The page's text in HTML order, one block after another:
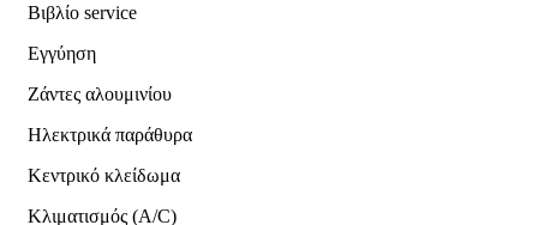
Βιβλίο service
Εγγύηση
Ζάντες αλουμινίου
Ηλεκτρικά παράθυρα
Κεντρικό κλείδωμα
Κλιματισμός (A/C)